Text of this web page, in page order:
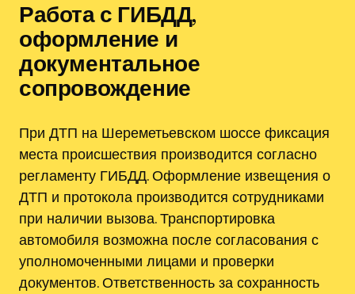
Работа с ГИБДД,
оформление и
документальное
сопровождение
При ДТП на Шереметьевском шоссе фиксация
места происшествия производится согласно
регламенту ГИБДД. Оформление извещения о
ДТП и протокола производится сотрудниками
при наличии вызова. Транспортировка
автомобиля возможна после согласования с
уполномоченными лицами и проверки
документов. Ответственность за сохранность